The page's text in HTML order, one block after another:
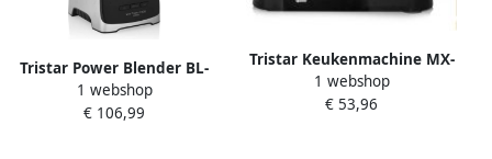
Tristar Power Blender BL-
4473 – Blender
smoothiemaker en
1 webshop
€ 106,99
Tristar Keukenmachine MX-
4830 Keukenmixer met
Mengkom 3.5 Liter Inclusief
1 webshop
€ 53,96